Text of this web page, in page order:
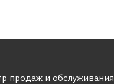
продаж и обслуживания